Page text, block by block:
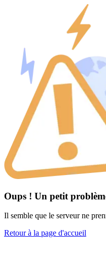
Oups ! Un petit
Il semble que le serveur ne
Retour à la page d'accueil